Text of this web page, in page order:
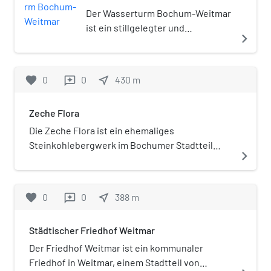
Wortelmann (1902–1976)
initiierten und 1991
Instituts für Puppenspiel
Der Wasserturm Bochum-Weitmar
ist ein stillgelegter und
Hochbehälter in Bochum-Weitmar,
navigate_next
favorite 0 reviews 0 near_me 430 m
Zeche Flora
Die Zeche Flora ist ein ehemaliges
Steinkohlebergwerk im Bochumer Stadtteil
Stilllegung erfolgte 1967.
navigate_next
favorite 0 reviews 0 near_me 388 m
Städtischer Friedhof Weitmar
Der Friedhof Weitmar ist ein kommunaler
Friedhof in Weitmar, einem Stadtteil von